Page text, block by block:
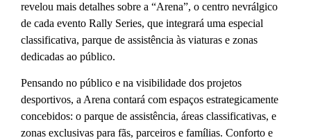
revelou mais detalhes sobre a “Arena”, o centro nevrálgico
de cada evento Rally Series, que integrará uma especial
classificativa, parque de assistência às viaturas e zonas
dedicadas ao público.
Pensando no público e na visibilidade dos projetos
desportivos, a Arena contará com espaços estrategicamente
concebidos: o parque de assistência, áreas classificativas, e
zonas exclusivas para fãs, parceiros e famílias. Conforto e